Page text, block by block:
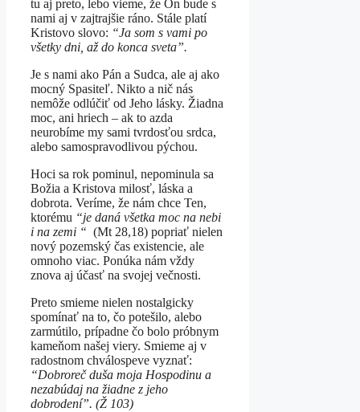
tu aj preto, lebo vieme, že On bude s
nami aj v zajtrajšie ráno. Stále platí
Kristovo slovo: “Ja som s vami po
všetky dni, až do konca sveta”.
Je s nami ako Pán a Sudca, ale aj ako
mocný Spasiteľ. Nikto a nič nás
nemôže odlúčiť od Jeho lásky. Žiadna
moc, ani hriech – ak to azda
neurobíme my sami tvrdosťou srdca,
alebo samospravodlivou pýchou.
Hoci sa rok pominul, nepominula sa
Božia a Kristova milosť, láska a
dobrota. Veríme, že nám chce Ten,
ktorému “je daná všetka moc na nebi
i na zemi “ (Mt 28,18) popriať nielen
nový pozemský čas existencie, ale
omnoho viac. Ponúka nám vždy
znova aj účasť na svojej večnosti.
Preto smieme nielen nostalgicky
spomínať na to, čo potešilo, alebo
zarmútilo, prípadne čo bolo próbnym
kameňom našej viery. Smieme aj v
radostnom chválospeve vyznať:
“Dobroreč duša moja Hospodinu a
nezabúdaj na žiadne z jeho
dobrodení”. (Ž 103)